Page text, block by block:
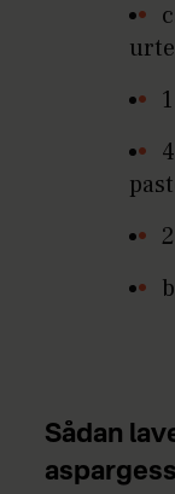
Sådan